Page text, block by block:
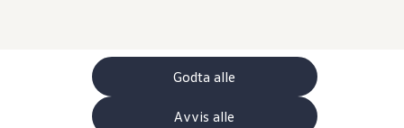
Godta alle
Avvis alle
Lastsikring
Billån
Bilforsikring
Varebiler med firehjulstrekk
Proff leasing